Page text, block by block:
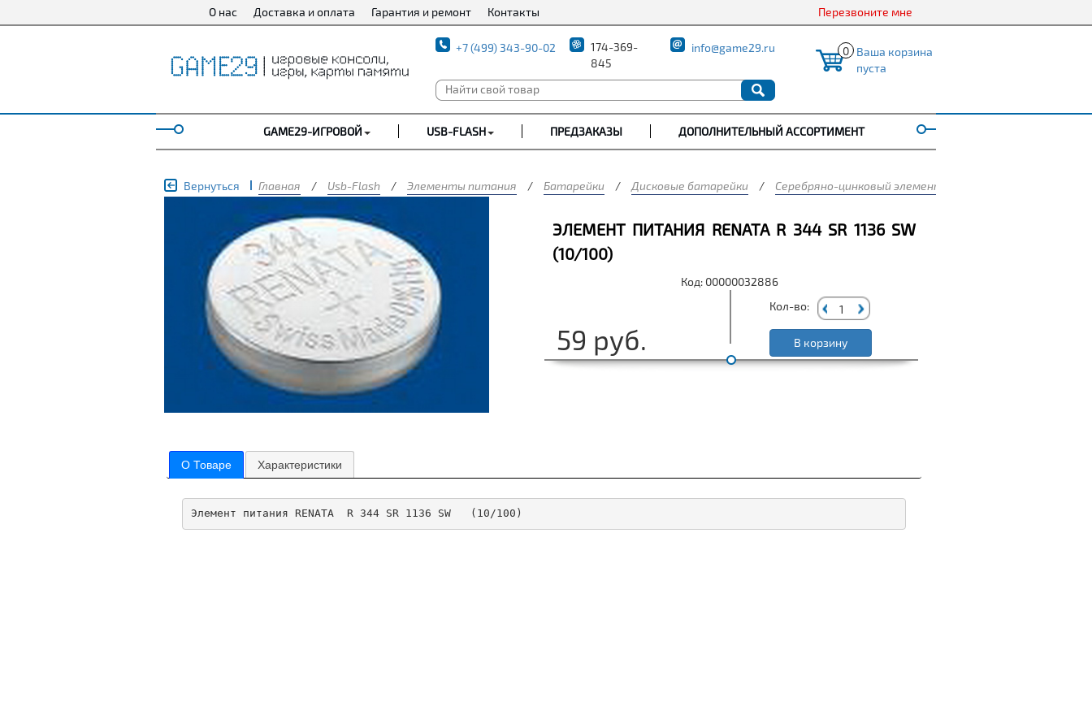
О нас Доставка и оплата Гарантия и ремонт Контакты Перезвоните мне
+7 (499) 343-90-02
174-369-
845
info@game29.ru 0 Ваша корзина
пуста
GAME29-ИГРОВОЙ USB-FLASH ПРЕДЗАКАЗЫ ДОПОЛНИТЕЛЬНЫЙ АССОРТИМЕНТ
Вернуться Главная / Usb-Flash / Элементы питания / Батарейки / Дисковые батарейки / Серебряно-цинковый элемент SR
ЭЛЕМЕНТ ПИТАНИЯ RENATA R 344 SR 1136 SW
(10/100)
Код: 00000032886
59 руб.
Кол-во:
В корзину
О Товаре Характеристики
Элемент питания RENATA  R 344 SR 1136 SW   (10/100)